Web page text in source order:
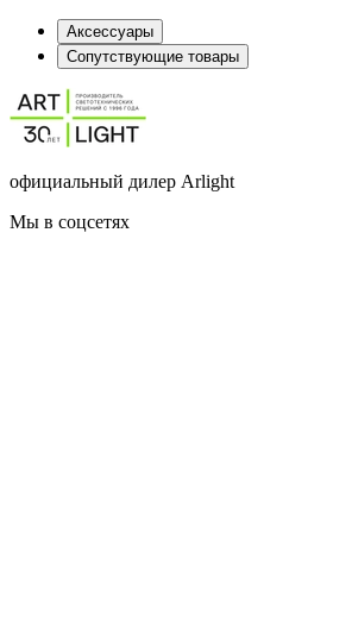
Аксессуары
Сопутствующие товары
официальный дилер Arlight
Мы в соцсетях